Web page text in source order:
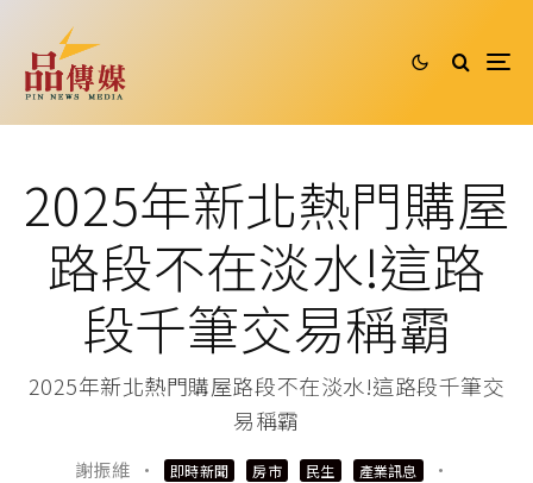
2025年新北熱門購屋
路段不在淡水!這路
段千筆交易稱霸
2025年新北熱門購屋路段不在淡水!這路段千筆交
易稱霸
謝振維 · 即時新聞 房市 民生 產業訊息
·